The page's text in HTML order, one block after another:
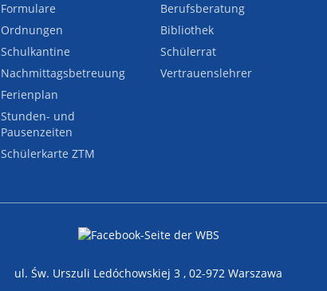
Formulare
Ordnungen
Schulkantine
Nachmittagsbetreuung
Ferienplan
Stunden- und
Pausenzeiten
Schülerkarte ZTM
Berufsberatung
Bibliothek
Schülerrat
Vertrauenslehrer
ul. Św. Urszuli Ledóchowskiej 3 , 02-972 Warszawa